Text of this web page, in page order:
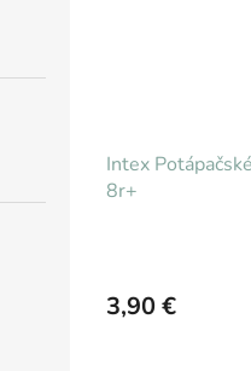
Intex
8r+
3,90 €